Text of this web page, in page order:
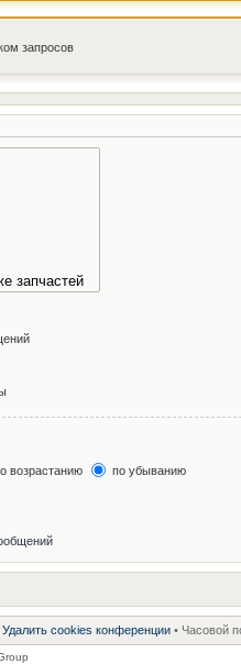
запросов
возрастанию по убыванию
Удалить cookies конференции • Часовой